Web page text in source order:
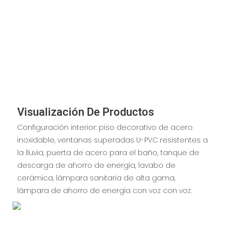
Visualización De Productos
Configuración interior: piso decorativo de acero
inoxidable, ventanas superadas U-PVC resistentes a
la lluvia, puerta de acero para el baño, tanque de
descarga de ahorro de energía, lavabo de
cerámica, lámpara sanitaria de alta gama,
lámpara de ahorro de energía con voz con voz.